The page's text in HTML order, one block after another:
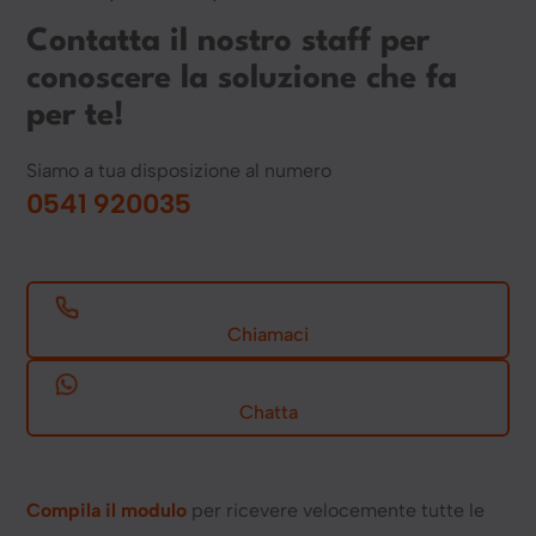
Compila il modulo per ricevere velocemente tutte le
Contatta il nostro staff per
conoscere la soluzione che fa
per te!
Siamo a tua disposizione al numero
0541 920035
Chiamaci
Chatta